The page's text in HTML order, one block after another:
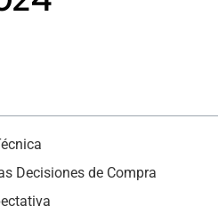
Decisiones de Compra